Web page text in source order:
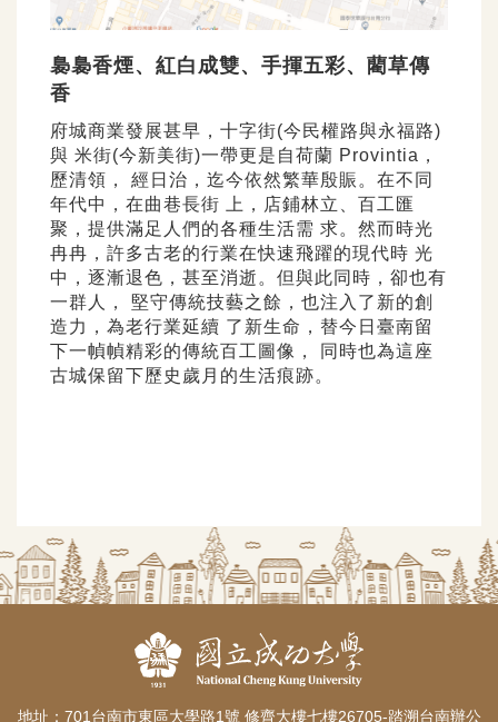
裊裊香煙、紅白成雙、手揮五彩、藺草傳
香
府城商業發展甚早，十字街(今民權路與永福路)
與 米街(今新美街)一帶更是自荷蘭 Provintia，
歷清領， 經日治，迄今依然繁華殷賑。在不同
年代中，在曲巷長街 上，店鋪林立、百工匯
聚，提供滿足人們的各種生活需 求。然而時光
冉冉，許多古老的行業在快速飛躍的現代時 光
中，逐漸退色，甚至消逝。但與此同時，卻也有
一群人， 堅守傳統技藝之餘，也注入了新的創
造力，為老行業延續 了新生命，替今日臺南留
下一幀幀精彩的傳統百工圖像， 同時也為這座
古城保留下歷史歲月的生活痕跡。
地址：701台南市東區大學路1號 修齊大樓七樓26705-踏溯台南辦公